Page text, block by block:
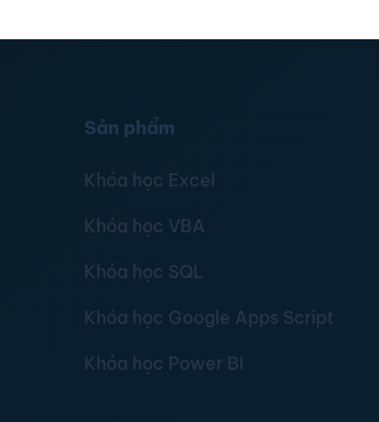
Sản phẩm
Khóa học Excel
Khóa học VBA
Khóa học SQL
Khóa học Google Apps Script
Khóa học Power BI